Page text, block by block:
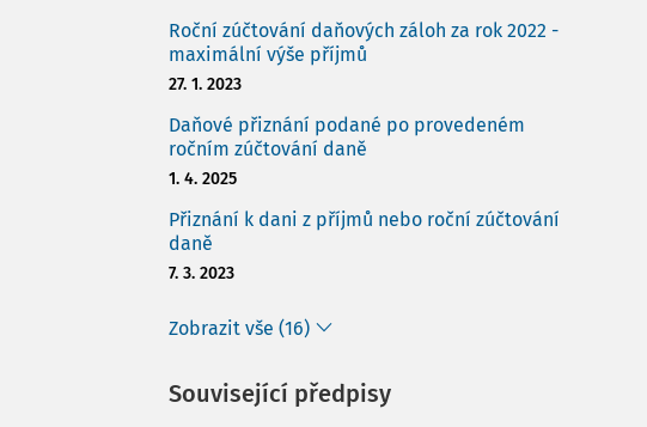
Roční zúčtování daňových záloh za rok 2022 -
maximální výše příjmů
27. 1. 2023
Daňové přiznání podané po provedeném
ročním zúčtování daně
1. 4. 2025
Přiznání k dani z příjmů nebo roční zúčtování
daně
7. 3. 2023
Zobrazit vše (16)
Související předpisy